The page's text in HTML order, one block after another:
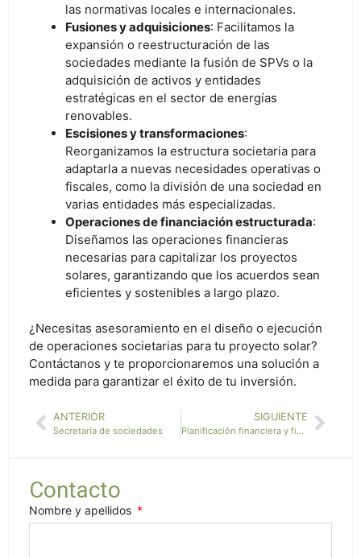
las normativas locales e internacionales.
Fusiones y adquisiciones: Facilitamos la
expansión o reestructuración de las
sociedades mediante la fusión de SPVs o la
adquisición de activos y entidades
estratégicas en el sector de energías
renovables.
Escisiones y transformaciones:
Reorganizamos la estructura societaria para
adaptarla a nuevas necesidades operativas o
fiscales, como la división de una sociedad en
varias entidades más especializadas.
Operaciones de financiación estructurada:
Diseñamos las operaciones financieras
necesarias para capitalizar los proyectos
solares, garantizando que los acuerdos sean
eficientes y sostenibles a largo plazo.
¿Necesitas asesoramiento en el diseño o ejecución
de operaciones societarias para tu proyecto solar?
Contáctanos y te proporcionaremos una solución a
medida para garantizar el éxito de tu inversión.
ANTERIOR
Secretaría de sociedades
SIGUIENTE
Planificación financiera y fiscal a corto y largo plazo
Contacto
Nombre y apellidos